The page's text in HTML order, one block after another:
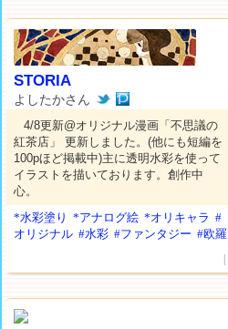
STORIA
よしたかさん
4/8更新@オリジナル漫画「不思議の
紅茶店」 更新しました。(他にも短編を
100pほど掲載中)主に透明水彩を使って
イラストを描いております。創作中
心。
*水彩塗り
*アナログ絵 *オリキャラ #
オリジナル #水彩 #ファンタジー #欧